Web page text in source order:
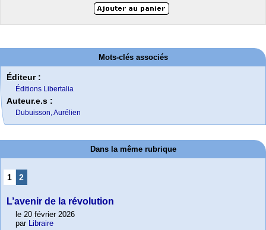
Mots-clés associés
Éditeur :
Éditions Libertalia
Auteur.e.s :
Dubuisson, Aurélien
Dans la même rubrique
1 2
L’avenir de la révolution
le 20 février 2026
par Libraire